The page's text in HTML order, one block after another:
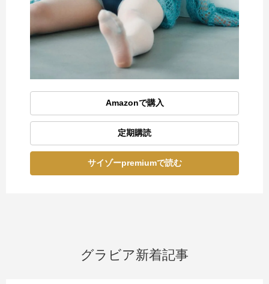
Amazonで購入
定期購読
サイゾーpremiumで読む
グラビア新着記事